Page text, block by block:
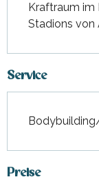
Kraftraum im
Stadions von
Service
Preise